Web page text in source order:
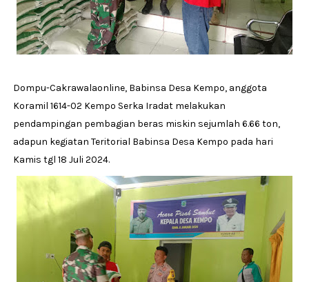
Dompu-Cakrawalaonline, Babinsa Desa Kempo, anggota
Koramil 1614-02 Kempo Serka Iradat melakukan
pendampingan pembagian beras miskin sejumlah 6.66 ton,
adapun kegiatan Teritorial Babinsa Desa Kempo pada hari
Kamis tgl 18 Juli 2024.